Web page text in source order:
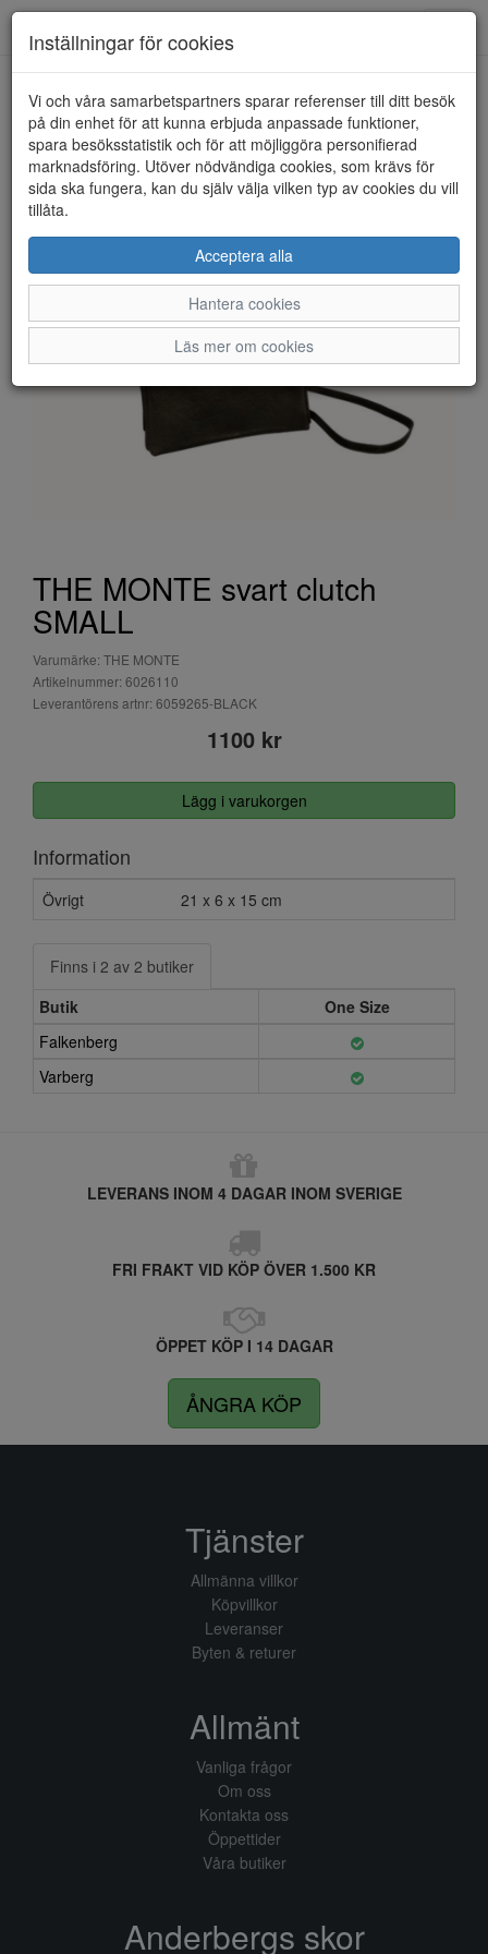
HEM THE MONTE
THE MONTE svart clutch
SMALL
Varumärke: THE MONTE
Artikelnummer: 6026110
Leverantörens artnr: 6059265-BLACK
1100 kr
Lägg i varukorgen
Information
Övrigt 21 x 6 x 15 cm
Finns i 2 av 2 butiker
Butik
One Size
Falkenberg
Varberg
LEVERANS INOM 4 DAGAR INOM SVERIGE
FRI FRAKT VID KÖP ÖVER 1.500 KR
ÖPPET KÖP I 14 DAGAR
ÅNGRA KÖP
Inställningar för cookies
Vi och våra samarbetspartners sparar referenser till ditt besök
på din enhet för att kunna erbjuda anpassade funktioner,
spara besöksstatistik och för att möjliggöra personifierad
marknadsföring. Utöver nödvändiga cookies, som krävs för
sida ska fungera, kan du själv välja vilken typ av cookies du vill
tillåta.
Acceptera alla
Hantera cookies
Läs mer om cookies
Tjänster
Allmänna villkor
Köpvillkor
Leveranser
Byten & returer
Allmänt
Vanliga frågor
Om oss
Kontakta oss
Öppettider
Våra butiker
Anderbergs skor